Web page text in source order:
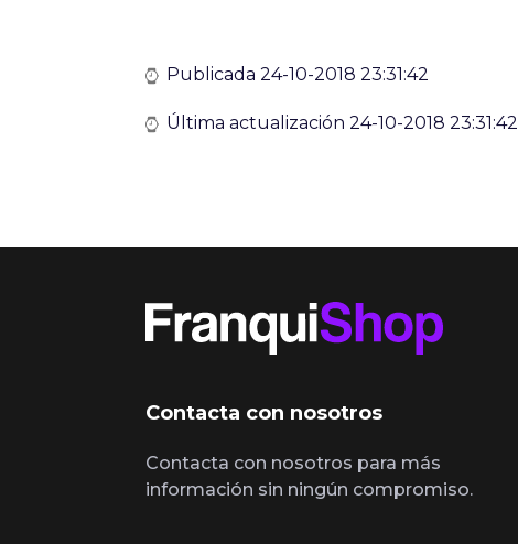
Publicada 24-10-2018 23:31:42
Última actualización 24-10-2018 23:31:42
Contacta con nosotros
Contacta con nosotros para más
información sin ningún compromiso.